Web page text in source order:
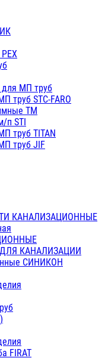
МП труб
труб STC-FARO
ТМ
п STI
труб TITAN
труб JIF
КАНАЛИЗАЦИОННЫЕ
КАНАЛИЗАЦИИ
СИНИКОН
FIRAT